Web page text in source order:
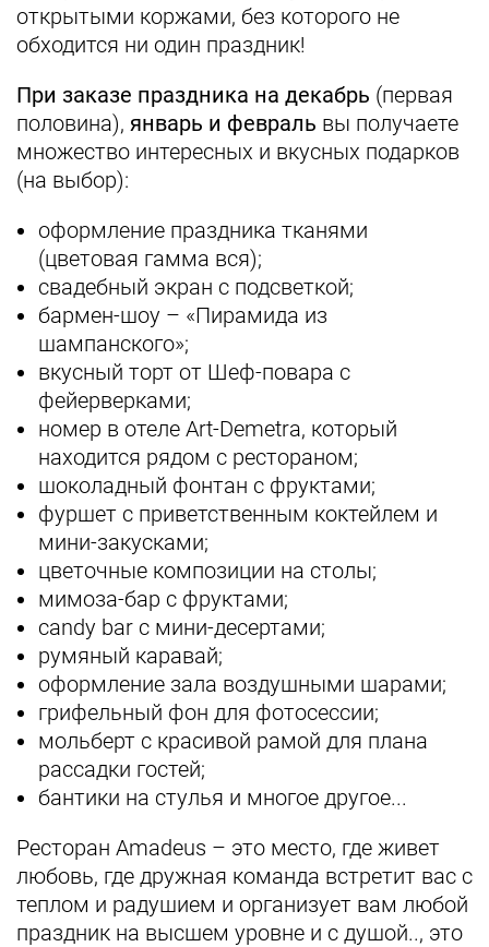
открытыми коржами, без которого не
обходится ни один праздник!
При заказе праздника на декабрь (первая
половина), январь и февраль вы получаете
множество интересных и вкусных подарков
(на выбор):
оформление праздника тканями
(цветовая гамма вся);
свадебный экран с подсветкой;
бармен‑шоу – «Пирамида из
шампанского»;
вкусный торт от Шеф‑повара с
фейерверками;
номер в отеле Art‑Demetra, который
находится рядом с рестораном;
шоколадный фонтан с фруктами;
фуршет с приветственным коктейлем и
мини‑закусками;
цветочные композиции на столы;
мимоза‑бар с фруктами;
candy bar c мини‑десертами;
румяный каравай;
оформление зала воздушными шарами;
грифельный фон для фотосессии;
мольберт с красивой рамой для плана
рассадки гостей;
бантики на стулья и многое другое...
Ресторан Amadeus – это место, где живет
любовь, где дружная команда встретит вас с
теплом и радушием и организует вам любой
праздник на высшем уровне и с душой.., это